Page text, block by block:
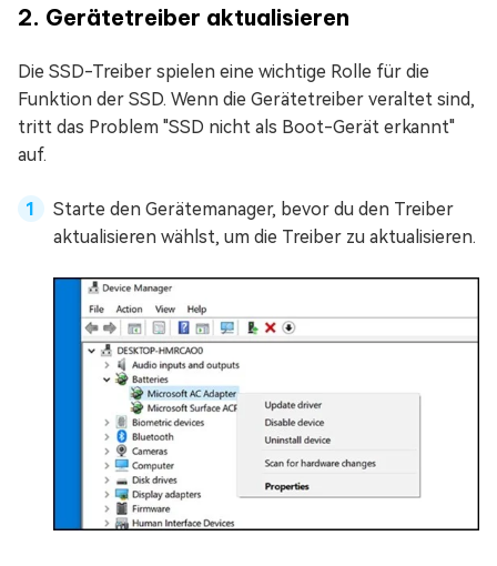
2. Gerätetreiber aktualisieren
Die SSD-Treiber spielen eine wichtige Rolle für die
Funktion der SSD. Wenn die Gerätetreiber veraltet sind,
tritt das Problem "SSD nicht als Boot-Gerät erkannt"
auf.
Starte den Gerätemanager, bevor du den Treiber
aktualisieren wählst, um die Treiber zu aktualisieren.